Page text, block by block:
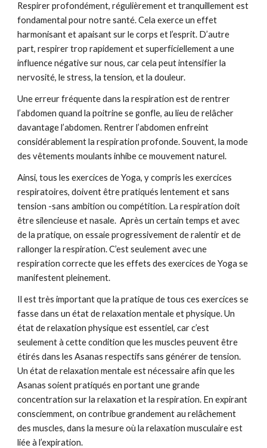
Respirer profondément, régulièrement et tranquillement est
fondamental pour notre santé. Cela exerce un effet
harmonisant et apaisant sur le corps et l’esprit. D’autre
part, respirer trop rapidement et superficiellement a une
influence négative sur nous, car cela peut intensifier la
nervosité, le stress, la tension, et la douleur.
Une erreur fréquente dans la respiration est de rentrer
l’abdomen quand la poitrine se gonfle, au lieu de relâcher
davantage l’abdomen. Rentrer l’abdomen enfreint
considérablement la respiration profonde. Souvent, la mode
des vêtements moulants inhibe ce mouvement naturel.
Ainsi, tous les exercices de Yoga, y compris les exercices
respiratoires, doivent être pratiqués lentement et sans
tension -sans ambition ou compétition. La respiration doit
être silencieuse et nasale.  Après un certain temps et avec
de la pratique, on essaie progressivement de ralentir et de
rallonger la respiration. C’est seulement avec une
respiration correcte que les effets des exercices de Yoga se
manifestent pleinement.
Il est très important que la pratique de tous ces exercices se
fasse dans un état de relaxation mentale et physique. Un
état de relaxation physique est essentiel, car c’est
seulement à cette condition que les muscles peuvent être
étirés dans les Asanas respectifs sans générer de tension.
Un état de relaxation mentale est nécessaire afin que les
Asanas soient pratiqués en portant une grande
concentration sur la relaxation et la respiration. En expirant
consciemment, on contribue grandement au relâchement
des muscles, dans la mesure où la relaxation musculaire est
liée à l’expiration.